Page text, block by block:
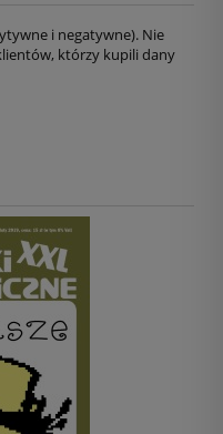
i negatywne). Nie
którzy kupili dany